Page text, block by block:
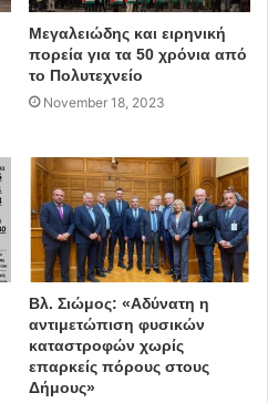
Μεγαλειώδης και ειρηνική
πορεία για τα 50 χρόνια από
το Πολυτεχνείο
November 18, 2023
Βλ. Σιώμος: «Αδύνατη η
αντιμετώπιση φυσικών
καταστροφών χωρίς
επαρκείς πόρους στους
Δήμους»